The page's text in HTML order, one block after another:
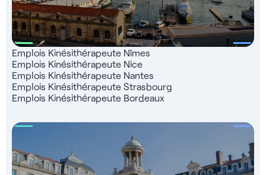
Emplois Kinésithérapeute Nîmes
Emplois Kinésithérapeute Nice
Emplois Kinésithérapeute Nantes
Emplois Kinésithérapeute Strasbourg
Emplois Kinésithérapeute Bordeaux